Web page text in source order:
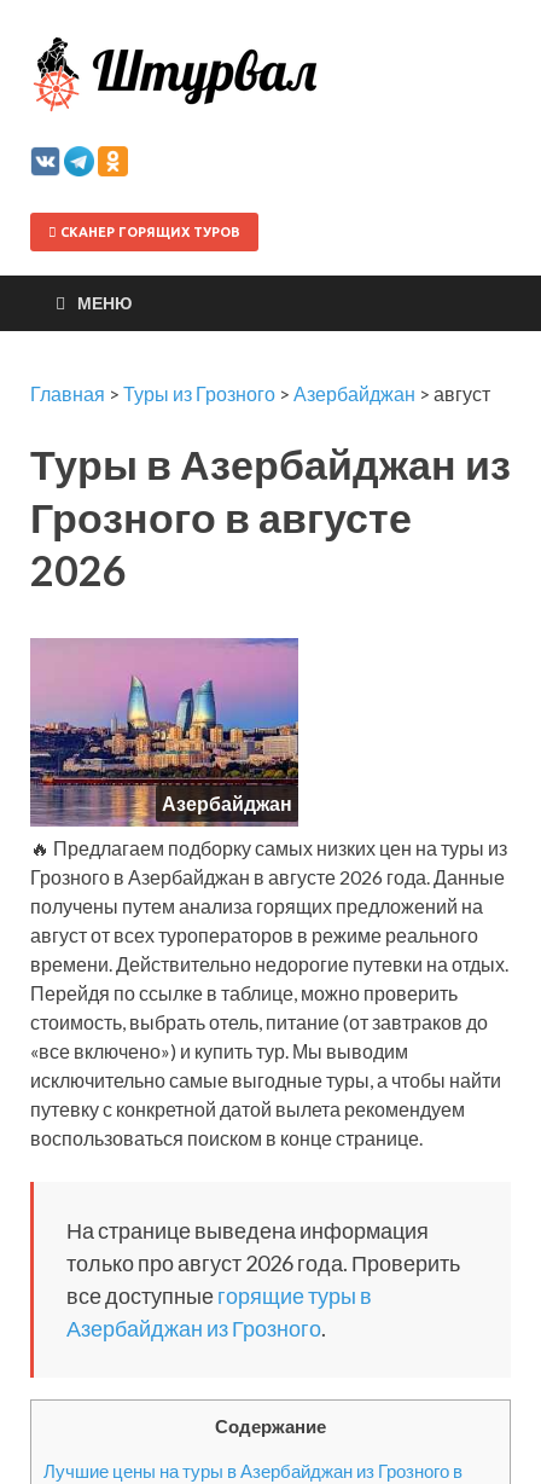
СКАНЕР ГОРЯЩИХ ТУРОВ
МЕНЮ
Главная > Туры из Грозного > Азербайджан > август
Туры в Азербайджан из
Грозного в августе
2026
Азербайджан
🔥 Предлагаем подборку самых низких цен на туры из
Грозного в Азербайджан в августе 2026 года. Данные
получены путем анализа горящих предложений на
август от всех туроператоров в режиме реального
времени. Действительно недорогие путевки на отдых.
Перейдя по ссылке в таблице, можно проверить
стоимость, выбрать отель, питание (от завтраков до
«все включено») и купить тур. Мы выводим
исключительно самые выгодные туры, а чтобы найти
путевку с конкретной датой вылета рекомендуем
воспользоваться поиском в конце странице.
На странице выведена информация
только про август 2026 года. Проверить
все доступныегорящие туры в
Азербайджан из Грозного.
Содержание
Лучшие цены на туры в Азербайджан из Грозного в